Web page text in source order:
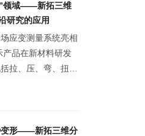
”领域——新拓三维
研究的应用
应变测量系统亮相
品在新材料研发
拉、压、弯、扭、
静态、动态应变、
连接模块，适应不
变形——新拓三维分